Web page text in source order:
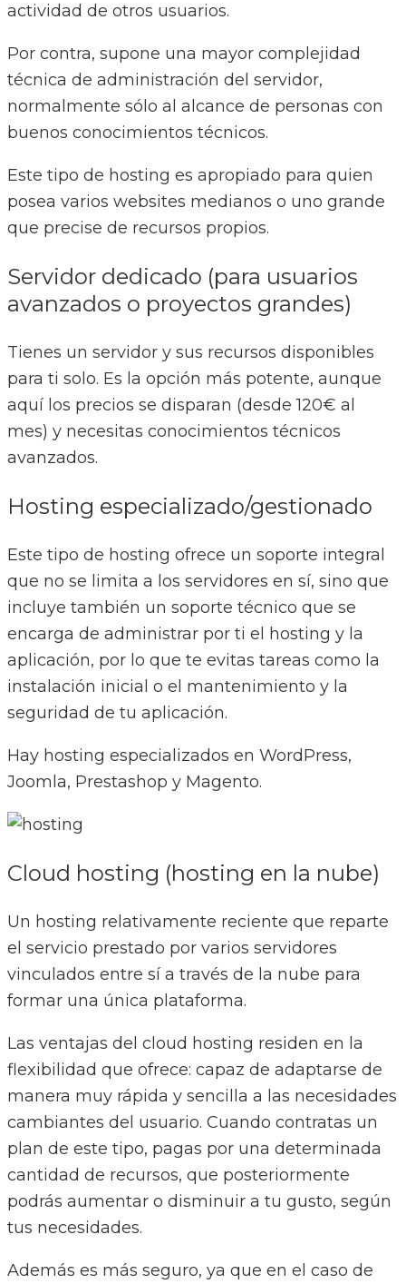
actividad de otros usuarios.
Por contra, supone una mayor complejidad
técnica de administración del servidor,
normalmente sólo al alcance de personas con
buenos conocimientos técnicos.
Este tipo de hosting es apropiado para quien
posea varios websites medianos o uno grande
que precise de recursos propios.
Servidor dedicado (para usuarios
avanzados o proyectos grandes)
Tienes un servidor y sus recursos disponibles
para ti solo. Es la opción más potente, aunque
aquí los precios se disparan (desde 120€ al
mes) y necesitas conocimientos técnicos
avanzados.
Hosting especializado/gestionado
Este tipo de hosting ofrece un soporte integral
que no se limita a los servidores en sí, sino que
incluye también un soporte técnico que se
encarga de administrar por ti el hosting y la
aplicación, por lo que te evitas tareas como la
instalación inicial o el mantenimiento y la
seguridad de tu aplicación.
Hay hosting especializados en WordPress,
Joomla, Prestashop y Magento.
Cloud hosting (hosting en la nube)
Un hosting relativamente reciente que reparte
el servicio prestado por varios servidores
vinculados entre sí a través de la nube para
formar una única plataforma.
Las ventajas del cloud hosting residen en la
flexibilidad que ofrece: capaz de adaptarse de
manera muy rápida y sencilla a las necesidades
cambiantes del usuario. Cuando contratas un
plan de este tipo, pagas por una determinada
cantidad de recursos, que posteriormente
podrás aumentar o disminuir a tu gusto, según
tus necesidades.
Además es más seguro, ya que en el caso de